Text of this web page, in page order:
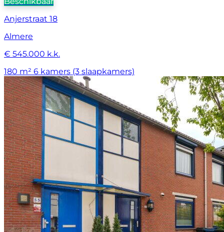
Anjerstraat 18
Almere
€ 545.000 k.k.
180 m² 6 kamers (3 slaapkamers)